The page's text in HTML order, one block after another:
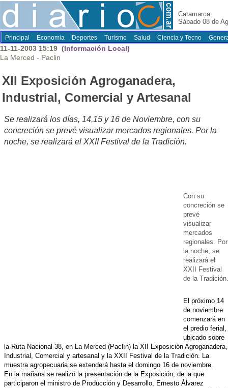
Catamarca
Sábado 08 de
Principal Economia Deportes Turismo Salud Ciencia y Tecno
11-11-2003 15:19 (Información Local)
La Merced - Paclin
XII Exposición Agroganadera,
Industrial, Comercial y Artesanal
Se realizará los días, 14,15 y 16 de Noviembre, con su
concreción se prevé visualizar mercados regionales. Por la
noche, se realizará el XXII Festival de la Tradición.
Con su
concreción se
prevé
visualizar
mercados
regionales. Por
la noche, se
realizará el
XXII Festival
de la Tradición.
El próximo 14
de noviembre
comenzará en
el predio ferial,
ubicado sobre
la Ruta Nacional 38, en La Merced (Paclín) la XII Exposición Agroganadera,
Industrial, Comercial y artesanal y la XXII Festival de la Tradición. La
muestra agropecuaria se extenderá hasta el domingo 16 de noviembre.
En la mañana se realizó la presentación de la Exposición, de la que
participaron el ministro de Producción y Desarrollo, Ernesto Álvarez